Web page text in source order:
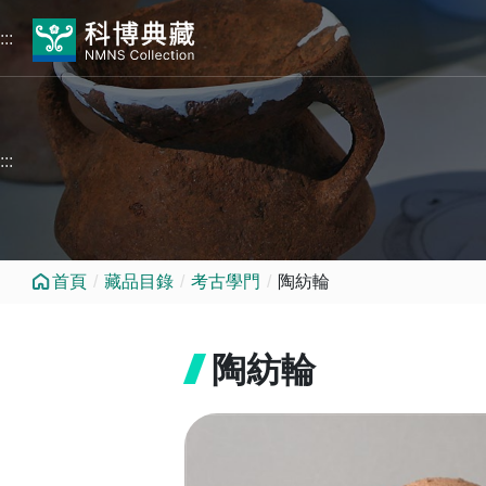
跳到中央內容區塊
:::
:::
首頁 藏品目錄 考古學門 陶紡輪
陶紡輪